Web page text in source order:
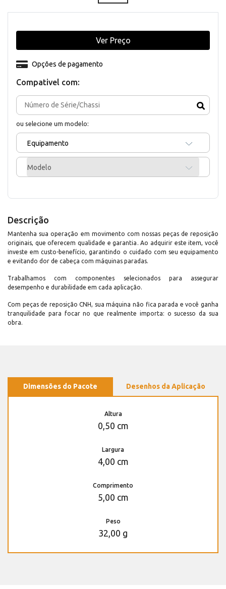
Compativel com:
ou selecione um modelo:
Equipamento
Modelo
Opções de pagamento
Ver Preço
Descrição
Mantenha sua operação em movimento com nossas peças de reposição
originais, que oferecem qualidade e garantia. Ao adquirir este item, você
investe em custo-benefício, garantindo o cuidado com seu equipamento
e evitando dor de cabeça com máquinas paradas.
Trabalhamos com componentes selecionados para assegurar
desempenho e durabilidade em cada aplicação.
Com peças de reposição CNH, sua máquina não fica parada e você ganha
tranquilidade para focar no que realmente importa: o sucesso da sua
obra.
Dimensões do Pacote Desenhos da Aplicação
Altura
0,50 cm
Largura
4,00 cm
Comprimento
5,00 cm
Peso
32,00 g